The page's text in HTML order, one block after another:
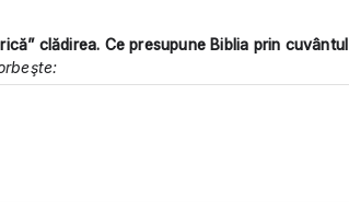
clădirea. Ce presupune Biblia prin cuvântul